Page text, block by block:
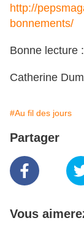
http://
bonnements/
Bonne lecture
Catherine
#Au fil des jours
Partager
Vous